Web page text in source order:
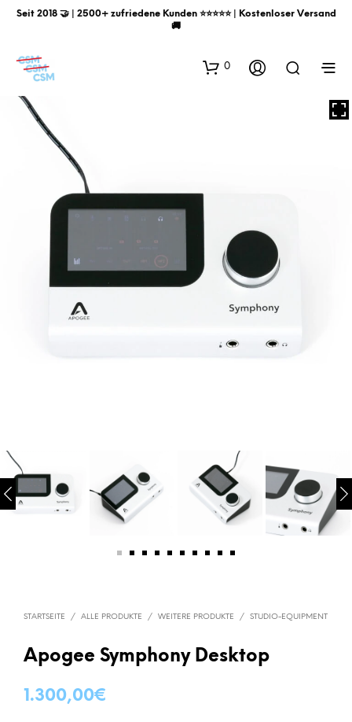
Seit 2018 🤝 | 2500+ zufriedene Kunden ⭐️⭐️⭐️⭐️⭐️ | Kostenloser Versand
🚚
0
STARTSEITE / ALLE PRODUKTE / WEITERE PRODUKTE / STUDIO-EQUIPMENT
Apogee Symphony Desktop
1.300,00€